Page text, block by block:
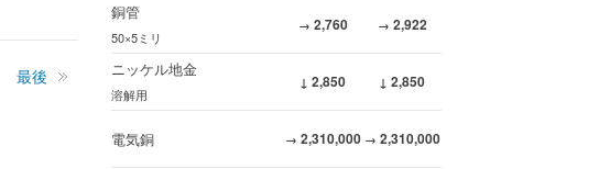
最後
銅管
50×5ミリ
→ 2,760 → 2,922
ニッケル地金
溶解用
↓ 2,850 ↓ 2,850
電気銅 → 2,310,000 → 2,310,000